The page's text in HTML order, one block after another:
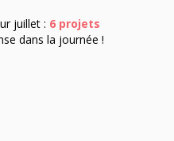
juillet : 6 projets
dans la journée !